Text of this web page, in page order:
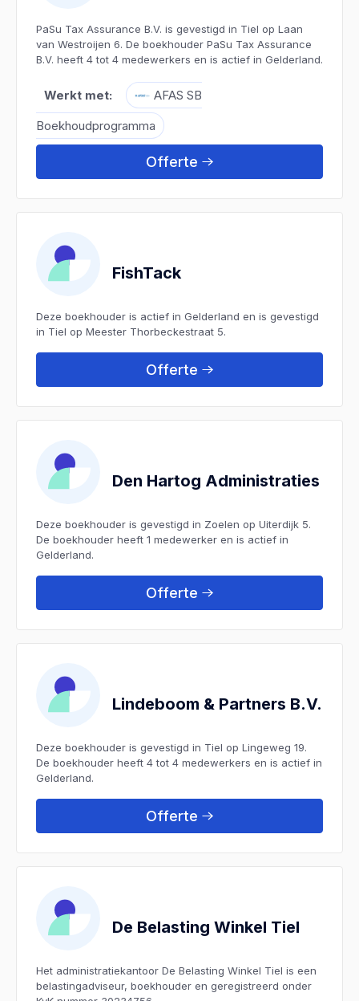
PaSu Tax Assurance B.V. is gevestigd in Tiel op Laan
van Westroijen 6. De boekhouder PaSu Tax Assurance
B.V. heeft 4 tot 4 medewerkers en is actief in Gelderland.
Werkt met:
AFAS SB
Boekhoudprogramma
Offerte
FishTack
Deze boekhouder is actief in Gelderland en is gevestigd
in Tiel op Meester Thorbeckestraat 5.
Offerte
Den Hartog Administraties
Deze boekhouder is gevestigd in Zoelen op Uiterdijk 5.
De boekhouder heeft 1 medewerker en is actief in
Gelderland.
Offerte
Lindeboom & Partners B.V.
Deze boekhouder is gevestigd in Tiel op Lingeweg 19.
De boekhouder heeft 4 tot 4 medewerkers en is actief in
Gelderland.
Offerte
De Belasting Winkel Tiel
Het administratiekantoor De Belasting Winkel Tiel is een
belastingadviseur, boekhouder en geregistreerd onder